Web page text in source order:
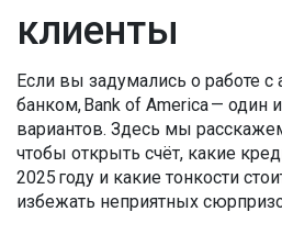
клиенты
Если вы задумались о работе
банком, Bank of America — один
вариантов. Здесь мы
чтобы открыть счёт, какие
2025 году и какие тонкости
избежать неприятных